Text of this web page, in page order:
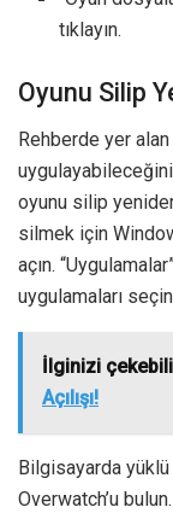
tıklayın.
Oyunu Silip
Rehberde yer
oyunu silip
silmek için
açın.
uygulamaları
İlginizi
Açılışı!
Bilgisayarda
Overwatch’u